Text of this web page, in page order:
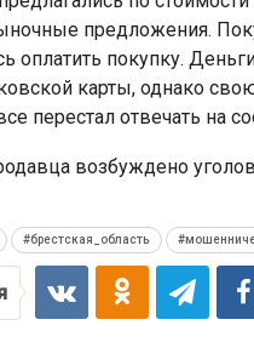
предложения.
оплатить покупку.
карты, однако
перестал отвечать на
возбуждено
#брестская_область